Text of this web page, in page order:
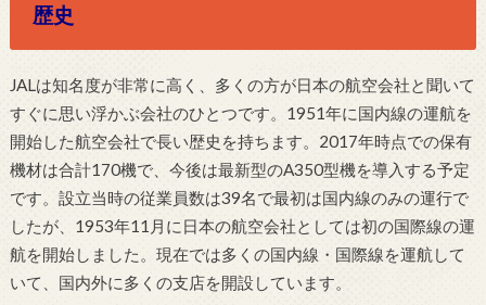
歴史
JALは知名度が非常に高く、多くの方が日本の航空会社と聞いて
すぐに思い浮かぶ会社のひとつです。1951年に国内線の運航を
開始した航空会社で長い歴史を持ちます。2017年時点での保有
機材は合計170機で、今後は最新型のA350型機を導入する予定
です。設立当時の従業員数は39名で最初は国内線のみの運行で
したが、1953年11月に日本の航空会社としては初の国際線の運
航を開始しました。現在では多くの国内線・国際線を運航して
いて、国内外に多くの支店を開設しています。